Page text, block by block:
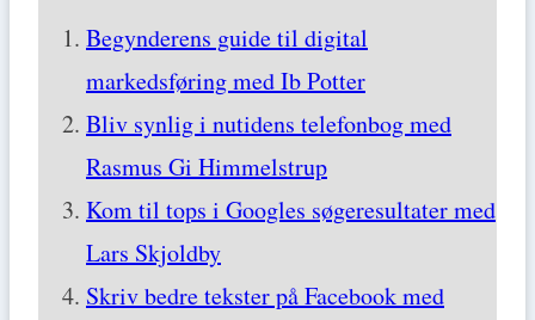
Begynderens guide til digital
markedsføring med Ib Potter
Bliv synlig i nutidens telefonbog med
Rasmus Gi Himmelstrup
Kom til tops i Googles søgeresultater med
Lars Skjoldby
Skriv bedre tekster på Facebook med